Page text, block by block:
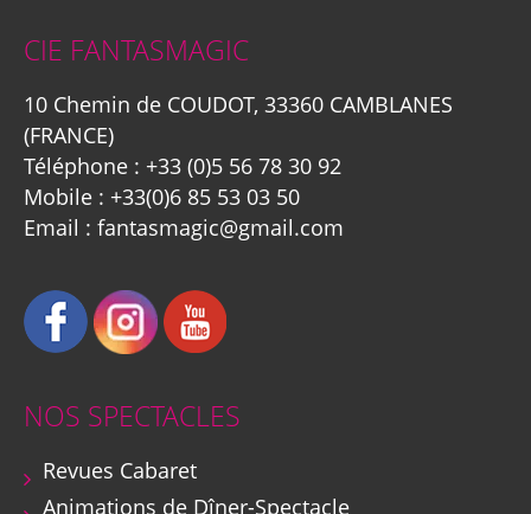
CIE FANTASMAGIC
10 Chemin de COUDOT, 33360 CAMBLANES
(FRANCE)
Téléphone : +33 (0)5 56 78 30 92
Mobile : +33(0)6 85 53 03 50
Email : fantasmagic@gmail.com
NOS SPECTACLES
Revues Cabaret
Animations de Dîner-Spectacle